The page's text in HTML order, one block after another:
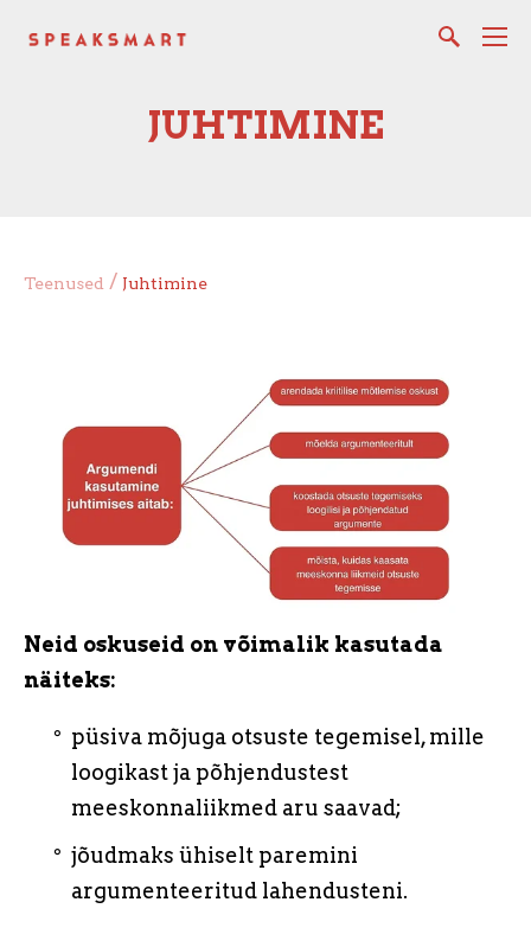
JUHTIMINE
Teenused / Juhtimine
Neid oskuseid on võimalik kasutada
näiteks:
püsiva mõjuga otsuste tegemisel, mille
loogikast ja põhjendustest
meeskonnaliikmed aru saavad;
jõudmaks ühiselt paremini
argumenteeritud lahendusteni.